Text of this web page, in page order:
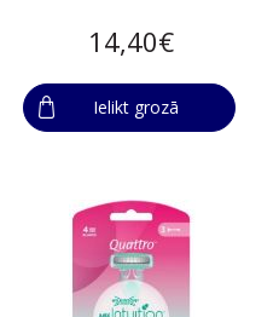
14,40€
Ielikt grozā